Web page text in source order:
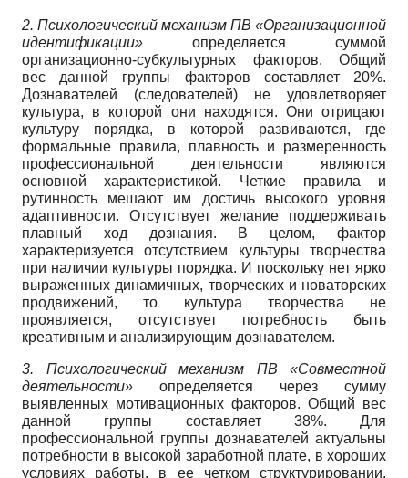
2. Психологический механизм ПВ «Организационной
идентификации» определяется суммой
организационно-субкультурных факторов. Общий
вес данной группы факторов составляет 20%.
Дознавателей (следователей) не удовлетворяет
культура, в которой они находятся. Они отрицают
культуру порядка, в которой развиваются, где
формальные правила, плавность и размеренность
профессиональной деятельности являются
основной характеристикой. Четкие правила и
рутинность мешают им достичь высокого уровня
адаптивности. Отсутствует желание поддерживать
плавный ход дознания. В целом, фактор
характеризуется отсутствием культуры творчества
при наличии культуры порядка. И поскольку нет ярко
выраженных динамичных, творческих и новаторских
продвижений, то культура творчества не
проявляется, отсутствует потребность быть
креативным и анализирующим дознавателем.
3. Психологический механизм ПВ «Совместной
деятельности» определяется через сумму
выявленных мотивационных факторов. Общий вес
данной группы составляет 38%. Для
профессиональной группы дознавателей актуальны
потребности в высокой заработной плате, в хороших
условиях работы, в ее четком структурировании.